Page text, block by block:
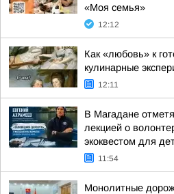
«Моя семья»
12:12
Как «любовь» к
кулинарные
12:11
В Магадане
лекцией о
экоквестом для
11:54
Монолитные